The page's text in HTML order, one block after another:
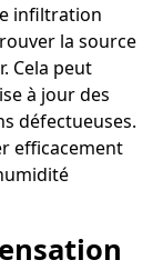
infiltration
la source
Cela peut
à jour des
défectueuses.
efficacement